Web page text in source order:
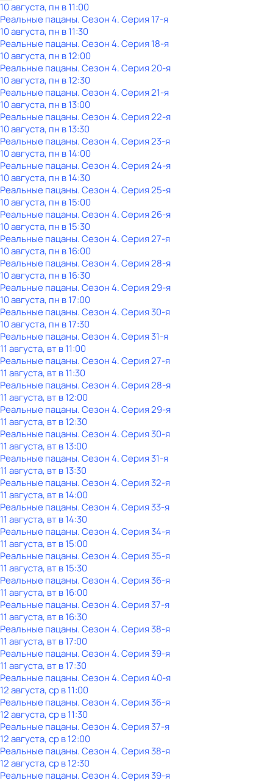
10 августа, пн в 11:00
Реальные пацаны. Сезон 4. Серия 17-я
10 августа, пн в 11:30
Реальные пацаны. Сезон 4. Серия 18-я
10 августа, пн в 12:00
Реальные пацаны. Сезон 4. Серия 20-я
10 августа, пн в 12:30
Реальные пацаны. Сезон 4. Серия 21-я
10 августа, пн в 13:00
Реальные пацаны. Сезон 4. Серия 22-я
10 августа, пн в 13:30
Реальные пацаны. Сезон 4. Серия 23-я
10 августа, пн в 14:00
Реальные пацаны. Сезон 4. Серия 24-я
10 августа, пн в 14:30
Реальные пацаны. Сезон 4. Серия 25-я
10 августа, пн в 15:00
Реальные пацаны. Сезон 4. Серия 26-я
10 августа, пн в 15:30
Реальные пацаны. Сезон 4. Серия 27-я
10 августа, пн в 16:00
Реальные пацаны. Сезон 4. Серия 28-я
10 августа, пн в 16:30
Реальные пацаны. Сезон 4. Серия 29-я
10 августа, пн в 17:00
Реальные пацаны. Сезон 4. Серия 30-я
10 августа, пн в 17:30
Реальные пацаны. Сезон 4. Серия 31-я
11 августа, вт в 11:00
Реальные пацаны. Сезон 4. Серия 27-я
11 августа, вт в 11:30
Реальные пацаны. Сезон 4. Серия 28-я
11 августа, вт в 12:00
Реальные пацаны. Сезон 4. Серия 29-я
11 августа, вт в 12:30
Реальные пацаны. Сезон 4. Серия 30-я
11 августа, вт в 13:00
Реальные пацаны. Сезон 4. Серия 31-я
11 августа, вт в 13:30
Реальные пацаны. Сезон 4. Серия 32-я
11 августа, вт в 14:00
Реальные пацаны. Сезон 4. Серия 33-я
11 августа, вт в 14:30
Реальные пацаны. Сезон 4. Серия 34-я
11 августа, вт в 15:00
Реальные пацаны. Сезон 4. Серия 35-я
11 августа, вт в 15:30
Реальные пацаны. Сезон 4. Серия 36-я
11 августа, вт в 16:00
Реальные пацаны. Сезон 4. Серия 37-я
11 августа, вт в 16:30
Реальные пацаны. Сезон 4. Серия 38-я
11 августа, вт в 17:00
Реальные пацаны. Сезон 4. Серия 39-я
11 августа, вт в 17:30
Реальные пацаны. Сезон 4. Серия 40-я
12 августа, ср в 11:00
Реальные пацаны. Сезон 4. Серия 36-я
12 августа, ср в 11:30
Реальные пацаны. Сезон 4. Серия 37-я
12 августа, ср в 12:00
Реальные пацаны. Сезон 4. Серия 38-я
12 августа, ср в 12:30
Реальные пацаны. Сезон 4. Серия 39-я